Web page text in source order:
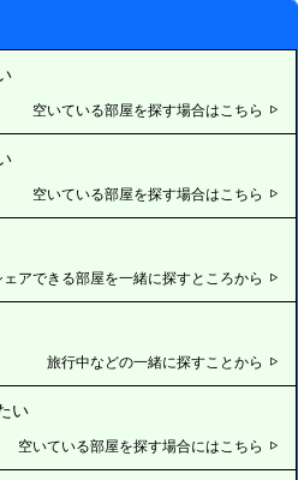
空いている部屋を探す場合はこちら
空いている部屋を探す場合はこちら
ェアできる部屋を一緒に探すところから
旅行中などの一緒に探すことから
い
空いている部屋を探す場合にはこちら